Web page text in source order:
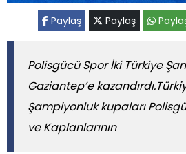
Paylaş Paylaş
Polisgücü Spor İki Türkiye
Gaziantep’e
Şampiyonluk kupaları
ve Kaplanlarının